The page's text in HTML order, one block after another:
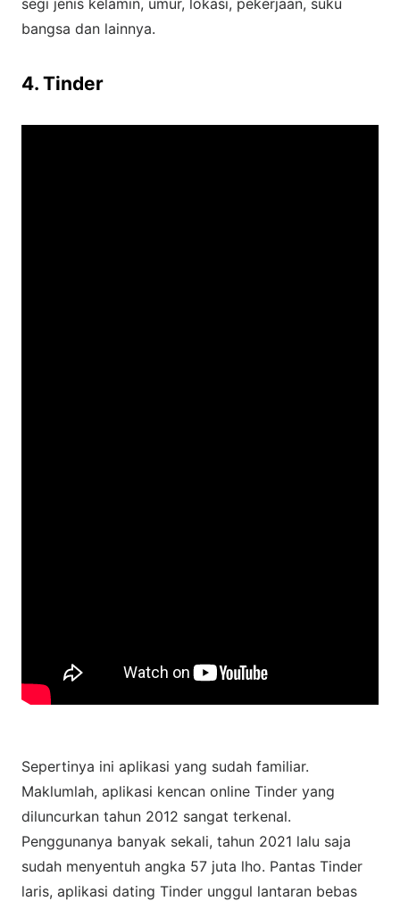
segi jenis kelamin, umur, lokasi, pekerjaan, suku
bangsa dan lainnya.
4. Tinder
Sepertinya ini aplikasi yang sudah familiar.
Maklumlah, aplikasi kencan online Tinder yang
diluncurkan tahun 2012 sangat terkenal.
Penggunanya banyak sekali, tahun 2021 lalu saja
sudah menyentuh angka 57 juta lho. Pantas Tinder
laris, aplikasi dating Tinder unggul lantaran bebas